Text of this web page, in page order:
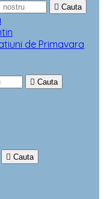
 Cauta
de Primavara
 Cauta
 Cauta